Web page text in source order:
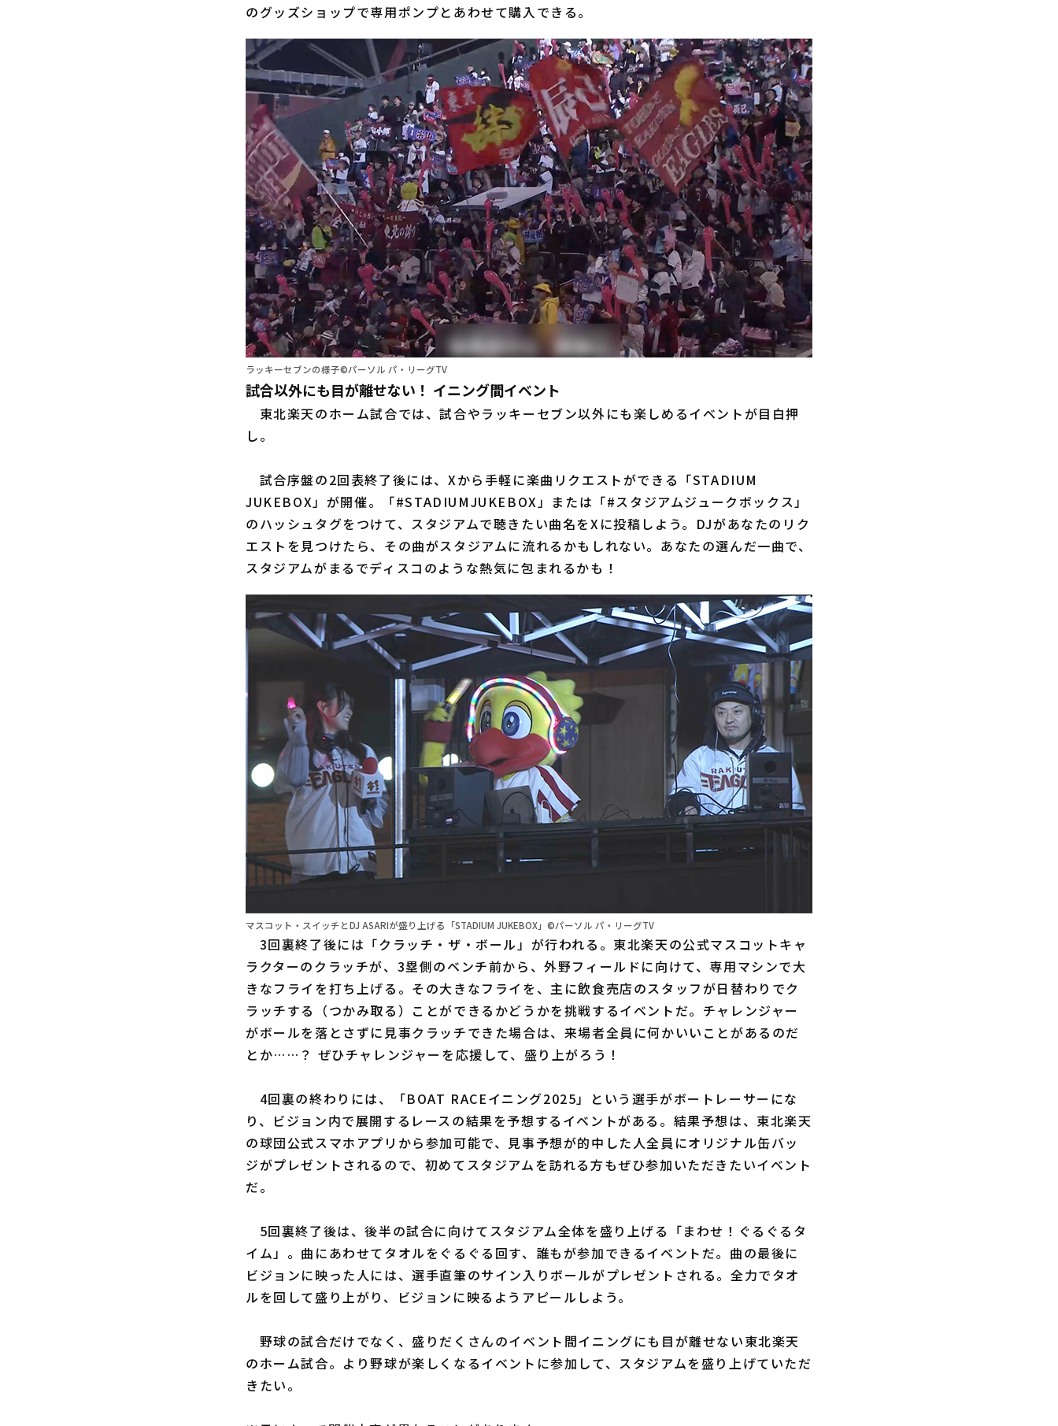
のグッズショップで専用ポンプとあわせて購入できる。
ラッキーセブンの様子©パーソル パ・リーグTV
試合以外にも目が離せない！ イニング間イベント
東北楽天のホーム試合では、試合やラッキーセブン以外にも楽しめるイベントが目白押
し。
試合序盤の2回表終了後には、Xから手軽に楽曲リクエストができる「STADIUM
JUKEBOX」が開催。「#STADIUMJUKEBOX」または「#スタジアムジュークボックス」
のハッシュタグをつけて、スタジアムで聴きたい曲名をXに投稿しよう。DJがあなたのリク
エストを見つけたら、その曲がスタジアムに流れるかもしれない。あなたの選んだ一曲で、
スタジアムがまるでディスコのような熱気に包まれるかも！
マスコット・スイッチとDJ ASARIが盛り上げる「STADIUM JUKEBOX」©パーソル パ・リーグTV
3回裏終了後には「クラッチ・ザ・ボール」が行われる。東北楽天の公式マスコットキャ
ラクターのクラッチが、3塁側のベンチ前から、外野フィールドに向けて、専用マシンで大
きなフライを打ち上げる。その大きなフライを、主に飲食売店のスタッフが日替わりでク
ラッチする（つかみ取る）ことができるかどうかを挑戦するイベントだ。チャレンジャー
がボールを落とさずに見事クラッチできた場合は、来場者全員に何かいいことがあるのだ
とか……？ ぜひチャレンジャーを応援して、盛り上がろう！
4回裏の終わりには、「BOAT RACEイニング2025」という選手がボートレーサーにな
り、ビジョン内で展開するレースの結果を予想するイベントがある。結果予想は、東北楽天
の球団公式スマホアプリから参加可能で、見事予想が的中した人全員にオリジナル缶バッ
ジがプレゼントされるので、初めてスタジアムを訪れる方もぜひ参加いただきたいイベント
だ。
5回裏終了後は、後半の試合に向けてスタジアム全体を盛り上げる「まわせ！ぐるぐるタ
イム」。曲にあわせてタオルをぐるぐる回す、誰もが参加できるイベントだ。曲の最後に
ビジョンに映った人には、選手直筆のサイン入りボールがプレゼントされる。全力でタオ
ルを回して盛り上がり、ビジョンに映るようアピールしよう。
野球の試合だけでなく、盛りだくさんのイベント間イニングにも目が離せない東北楽天
のホーム試合。より野球が楽しくなるイベントに参加して、スタジアムを盛り上げていただ
きたい。